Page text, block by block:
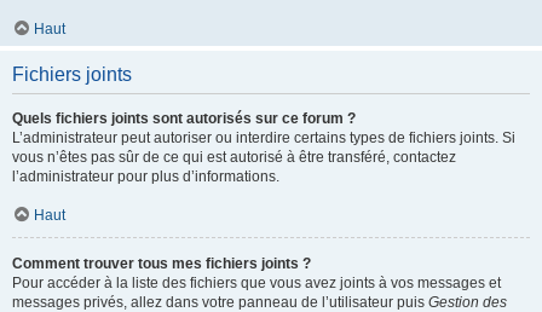
Haut
Fichiers joints
Quels fichiers joints sont autorisés sur ce forum ?
L’administrateur peut autoriser ou interdire certains types de fichiers joints. Si
vous n’êtes pas sûr de ce qui est autorisé à être transféré, contactez
l’administrateur pour plus d’informations.
Haut
Comment trouver tous mes fichiers joints ?
Pour accéder à la liste des fichiers que vous avez joints à vos messages et
messages privés, allez dans votre panneau de l’utilisateur puis Gestion des